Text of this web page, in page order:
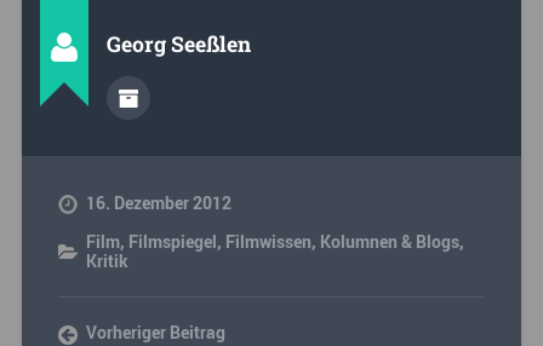
Georg Seeßlen
16. Dezember 2012
Film, Filmspiegel, Filmwissen, Kolumnen & Blogs,
Kritik
Vorheriger Beitrag